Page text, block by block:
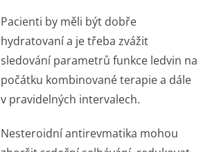
Pacienti by měli být dobře
hydratovaní a je třeba zvážit
sledování parametrů funkce ledvin na
počátku kombinované terapie a dále
v pravidelných intervalech.
Nesteroidní antirevmatika mohou